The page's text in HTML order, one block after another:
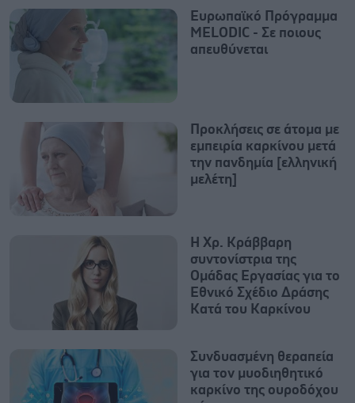
Ευρωπαϊκό Πρόγραμμα
MELODIC - Σε ποιους
απευθύνεται
Προκλήσεις σε άτομα με
εμπειρία καρκίνου μετά
την πανδημία [ελληνική
μελέτη]
Η Χρ. Κράββαρη
συντονίστρια της
Ομάδας Εργασίας για το
Εθνικό Σχέδιο Δράσης
Κατά του Καρκίνου
Συνδυασμένη θεραπεία
για τον μυοδιηθητικό
καρκίνο της ουροδόχου